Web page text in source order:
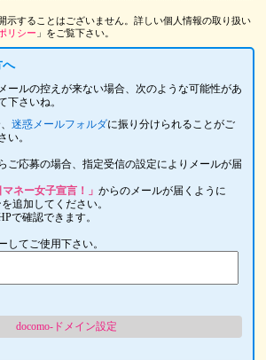
示することはございません。詳しい個人情報の取り扱い
リシー 」をご覧下さい。
へ
ールの控えが来ない場合、次のような可能性があ
下さいね。
迷惑メールフォルダに振り分けられることがご
い。
ご応募の場合、指定受信の設定によりメールが届
マネー女子宣言！」からのメールが届くように
追加してください。
で確認できます。
してご使用下さい。
docomo-ドメイン設定